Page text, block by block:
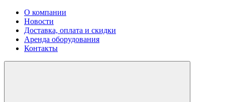
О компании
Новости
Доставка, оплата и скидки
Аренда оборудования
Контакты